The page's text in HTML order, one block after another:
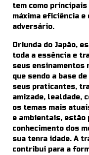
tem como
máxima eficiência e
adversário.
Oriunda do Japão,
toda a essência e
seus ensinamentos
que sendo a base
seus praticantes,
amizade, lealdade,
os temas mais
e ambientais, estão
conhecimento dos
sua tenra idade. A
contribui para a